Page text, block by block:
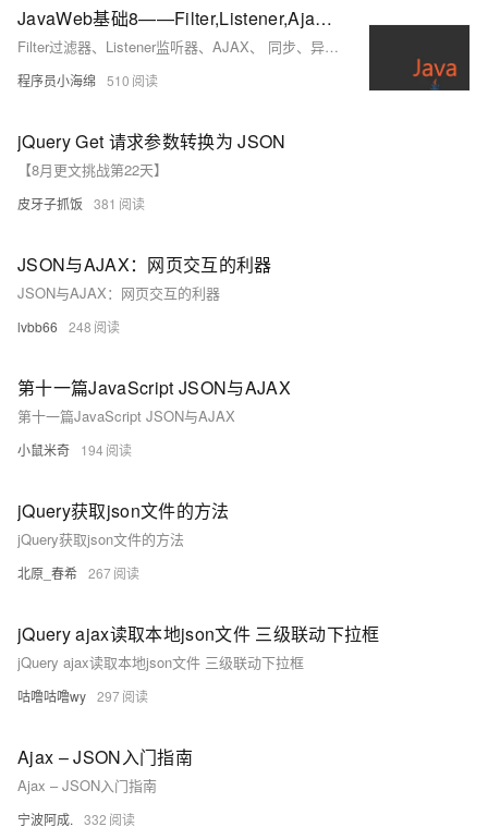
JavaWeb基础8——Filter,Listener,Ajax,Axios,JSON
Filter过滤器、Listener监听器、AJAX、 同步、异步优点和使用场景、Axios异步框架、JSON、js和JSON转换、案例，Axios + JSON 品牌列表查询和添加
程序员小海绵 510
jQuery Get 请求参数转换为 JSON
【8月更文挑战第22天】
皮牙子抓饭 381
JSON与AJAX：网页交互的利器
JSON与AJAX：网页交互的利器
lvbb66 248
第十一篇JavaScript JSON与AJAX
第十一篇JavaScript JSON与AJAX
小鼠米奇 194
jQuery获取json文件的方法
jQuery获取json文件的方法
北原_春希 267
jQuery ajax读取本地json文件 三级联动下拉框
jQuery ajax读取本地json文件 三级联动下拉框
咕噜咕噜wy 297
Ajax – JSON入门指南
Ajax – JSON入门指南
宁波阿成. 332